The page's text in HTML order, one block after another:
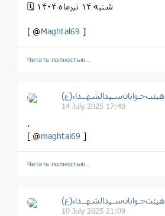
🗓 شنبه ۱۴ تیرماه ۱۴۰۴
[ @Maghtal69 ]
Читать полностью…
هیئت‌جـوانان‌سـیدالشهــداء(ع)
14 July 2025 17:49
.
[ @maghtal69 ]
Читать полностью…
هیئت‌جـوانان‌سـیدالشهــداء(ع)
10 July 2025 21:09